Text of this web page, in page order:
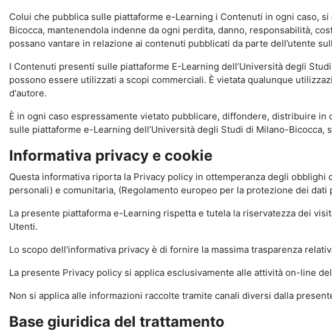
Colui che pubblica sulle piattaforme e-Learning i Contenuti in ogni caso,
Bicocca, mantenendola indenne da ogni perdita, danno, responsabilità,
possano vantare in relazione ai contenuti pubblicati da parte dell’utente
I Contenuti presenti sulle piattaforme E-Learning dell’Università degli
possono essere utilizzati a scopi commerciali. È vietata qualunque
d'autore.
È in ogni caso espressamente vietato pubblicare, diffondere, distribuire
sulle piattaforme e-Learning dell’Università degli Studi di Milano-
Informativa privacy e cookie
Questa informativa riporta la Privacy policy in ottemperanza degli
personali) e comunitaria, (Regolamento europeo per la protezione dei
La presente piattaforma e-Learning rispetta e tutela la riservatezza dei
Utenti.
Lo scopo dell'informativa privacy è di fornire la massima trasparenza
La presente Privacy policy si applica esclusivamente alle attività on-line
Non si applica alle informazioni raccolte tramite canali diversi dalla
Base giuridica del trattamento